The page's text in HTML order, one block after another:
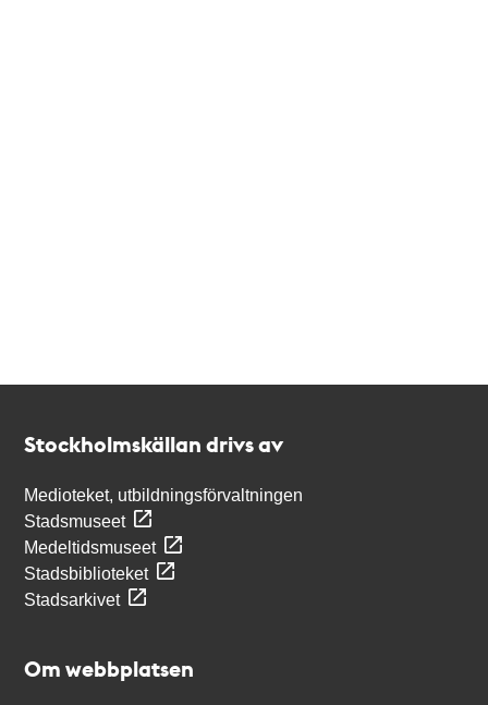
Stockholmskällan drivs av
Medioteket, utbildningsförvaltningen
Stadsmuseet
Medeltidsmuseet
Stadsbiblioteket
Stadsarkivet
Om webbplatsen